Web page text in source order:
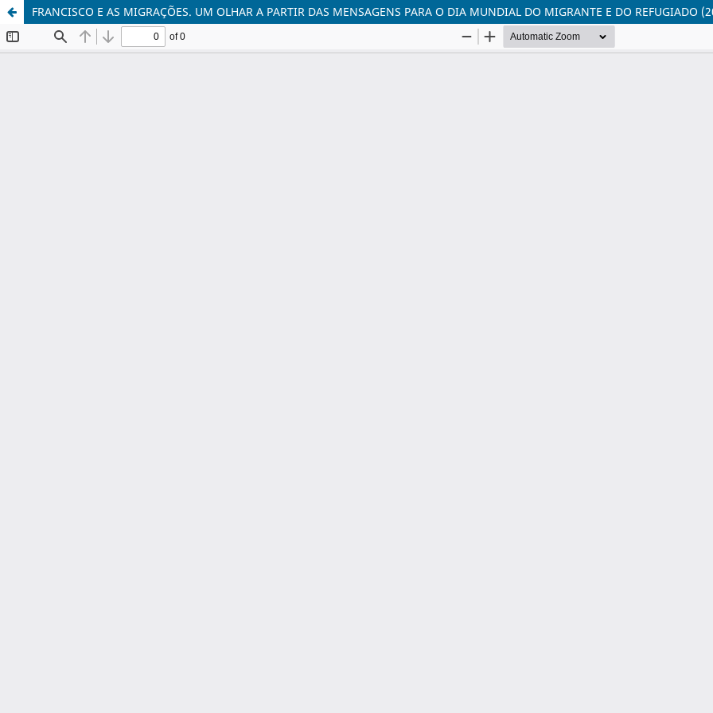
FRANCISCO E AS MIGRAÇÕES. UM OLHAR A PARTIR DAS MENSAGENS PARA O DIA MUNDIAL DO MIGRANTE E DO REFUGIADO